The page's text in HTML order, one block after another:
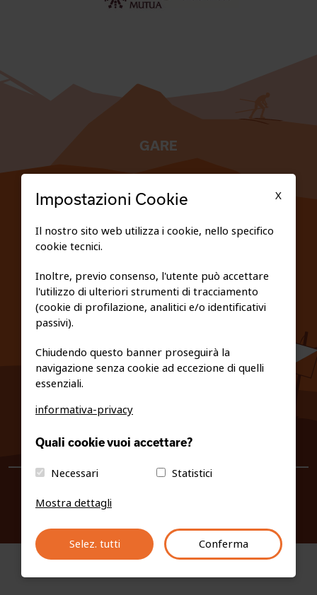
GARE
PRIVACY E COOKIE POLICY
info@fiso.it|fiso@pec-mail.eu
X
Impostazioni Cookie
Il nostro sito web utilizza i cookie, nello specifico
cookie tecnici.
Inoltre, previo consenso, l'utente può accettare
l'utilizzo di ulteriori strumenti di tracciamento
(cookie di profilazione, analitici e/o identificativi
passivi).
Chiudendo questo banner proseguirà la
navigazione senza cookie ad eccezione di quelli
essenziali.
informativa-privacy
Quali cookie vuoi accettare?
Necessari
Statistici
Mostra dettagli
Selez. tutti Conferma